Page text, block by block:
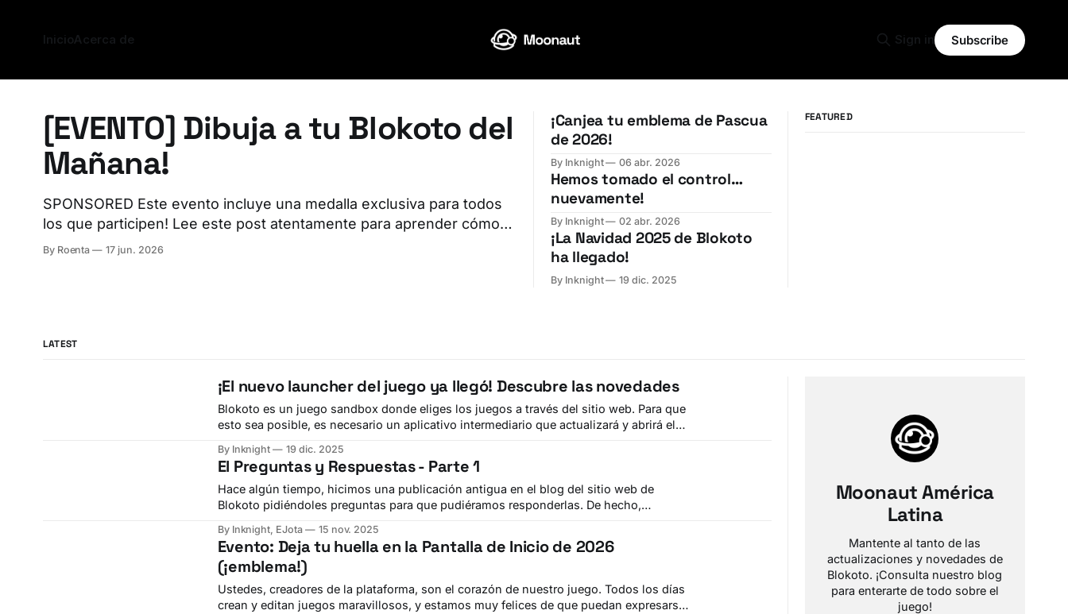
InicioAcerca de Sign in Subscribe
[EVENTO] Dibuja a tu Blokoto del
Mañana!
SPONSORED Este evento incluye una medalla exclusiva para todos
los que participen! Lee este post atentamente para aprender cómo
participar y reclamar la tuya! Desde el día uno, muchas de las
By Roenta 17 jun. 2026
¡Canjea tu emblema de Pascua
de 2026!
By Inknight 06 abr. 2026
Hemos tomado el control…
nuevamente!
By Inknight 02 abr. 2026
¡La Navidad 2025 de Blokoto
ha llegado!
By Inknight 19 dic. 2025
FEATURED
LATEST
¡El nuevo launcher del juego ya llegó! Descubre las novedades
Blokoto es un juego sandbox donde eliges los juegos a través del sitio web. Para que
esto sea posible, es necesario un aplicativo intermediario que actualizará y abrirá el
aparece antes de que el juego se abra, el
By Inknight 19 dic. 2025
El Preguntas y Respuestas - Parte 1
Hace algún tiempo, hicimos una publicación antigua en el blog del sitio web de
Blokoto pidiéndoles preguntas para que pudiéramos responderlas. De hecho,
final decidí hacerlo con una respuesta basada en texto en el blog
By Inknight, EJota 15 nov. 2025
Evento: Deja tu huella en la Pantalla de Inicio de 2026
(¡emblema!)
Ustedes, creadores de la plataforma, son el corazón de nuestro juego. Todos los días
crean y editan juegos maravillosos, y estamos muy felices de que puedan expresarse
Moonaut América
Latina
Mantente al tanto de las
actualizaciones y novedades de
Blokoto. ¡Consulta nuestro blog
para enterarte de todo sobre el
juego!